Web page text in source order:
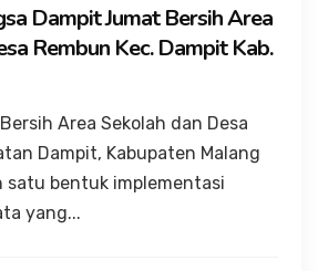
Dampit Jumat Bersih Area
Rembun Kec. Dampit Kab.
Area Sekolah dan Desa
Dampit, Kabupaten Malang
satu bentuk implementasi
yang...